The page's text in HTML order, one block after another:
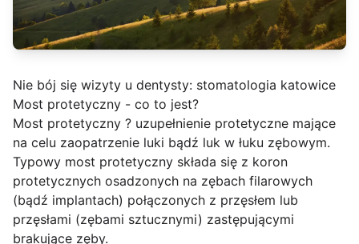
Nie bój się wizyty u dentysty: stomatologia katowice
Most protetyczny - co to jest?
Most protetyczny ? uzupełnienie protetyczne mające
na celu zaopatrzenie luki bądź luk w łuku zębowym.
Typowy most protetyczny składa się z koron
protetycznych osadzonych na zębach filarowych
(bądź implantach) połączonych z przęsłem lub
przęsłami (zębami sztucznymi) zastępującymi
brakujące zęby.